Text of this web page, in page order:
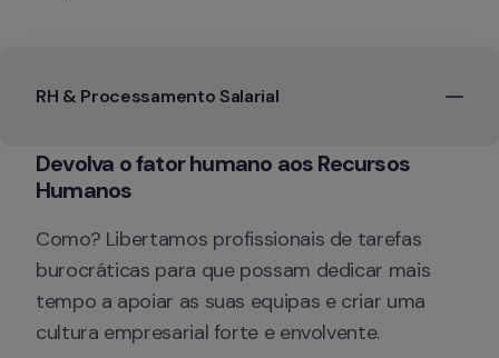
Devolva o fator humano aos Recursos
Humanos
Como? Libertamos profissionais de tarefas
burocráticas para que possam dedicar mais
tempo a apoiar as suas equipas e criar uma
cultura empresarial forte e envolvente.